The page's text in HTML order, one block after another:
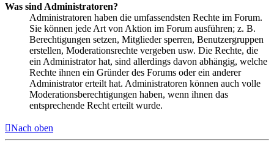
Was sind Administratoren?
Administratoren haben die umfassendsten Rechte im Forum.
Sie können jede Art von Aktion im Forum ausführen; z. B.
Berechtigungen setzen, Mitglieder sperren, Benutzergruppen
erstellen, Moderationsrechte vergeben usw. Die Rechte, die
ein Administrator hat, sind allerdings davon abhängig, welche
Rechte ihnen ein Gründer des Forums oder ein anderer
Administrator erteilt hat. Administratoren können auch volle
Moderationsberechtigungen haben, wenn ihnen das
entsprechende Recht erteilt wurde.
Nach oben